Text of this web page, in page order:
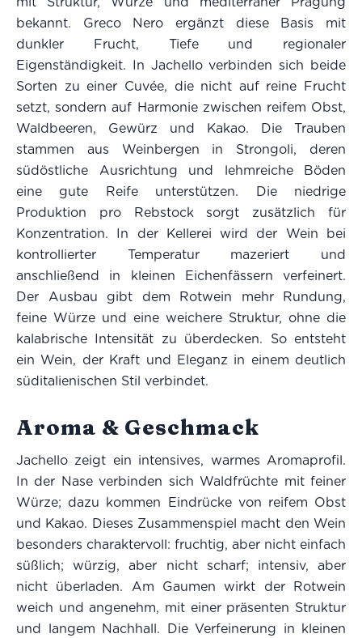
bekannt. Greco Nero ergänzt diese Basis mit
dunkler Frucht, Tiefe und regionaler
Eigenständigkeit. In Jachello verbinden sich beide
Sorten zu einer Cuvée, die nicht auf reine Frucht
setzt, sondern auf Harmonie zwischen reifem Obst,
Waldbeeren, Gewürz und Kakao. Die Trauben
stammen aus Weinbergen in Strongoli, deren
südöstliche Ausrichtung und lehmreiche Böden
eine gute Reife unterstützen. Die niedrige
Produktion pro Rebstock sorgt zusätzlich für
Konzentration. In der Kellerei wird der Wein bei
kontrollierter Temperatur mazeriert und
anschließend in kleinen Eichenfässern verfeinert.
Der Ausbau gibt dem Rotwein mehr Rundung,
feine Würze und eine weichere Struktur, ohne die
kalabrische Intensität zu überdecken. So entsteht
ein Wein, der Kraft und Eleganz in einem deutlich
süditalienischen Stil verbindet.
Aroma & Geschmack
Jachello zeigt ein intensives, warmes Aromaprofil.
In der Nase verbinden sich Waldfrüchte mit feiner
Würze; dazu kommen Eindrücke von reifem Obst
und Kakao. Dieses Zusammenspiel macht den Wein
besonders charaktervoll: fruchtig, aber nicht einfach
süßlich; würzig, aber nicht scharf; intensiv, aber
nicht überladen. Am Gaumen wirkt der Rotwein
weich und angenehm, mit einer präsenten Struktur
und langem Nachhall. Die Verfeinerung in kleinen